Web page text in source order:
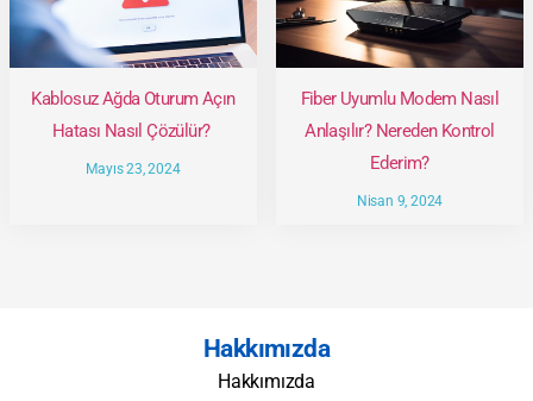
Kablosuz Ağda Oturum Açın
Hatası Nasıl Çözülür?
Mayıs 23, 2024
Fiber Uyumlu Modem Nasıl
Anlaşılır? Nereden Kontrol
Ederim?
Nisan 9, 2024
Hakkımızda
Hakkımızda